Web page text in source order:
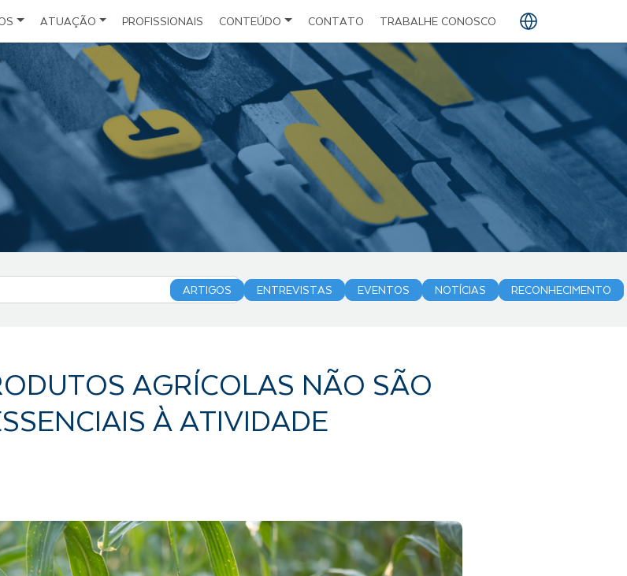
ATUAÇÃO
Direito do Seguro
Direito Administrativo e da Infraestrutura
Direito Civil Empresarial
Planejamento Sucessório
Direito Digital
Investimentos Estrangeiros
PROFISSIONAIS CONTEÚDO
Notícias
Artigos
Eventos
CONTATO
TRABALHE CONOSCO
PT
ES
ARTIGOS ENTREVISTAS EVENTOS NOTÍCIAS RECONHECIMENTO
AGRÍCOLAS NÃO SÃO
À ATIVIDADE